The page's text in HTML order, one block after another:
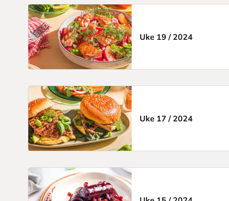
Uke 19 / 2024
Uke 17 / 2024